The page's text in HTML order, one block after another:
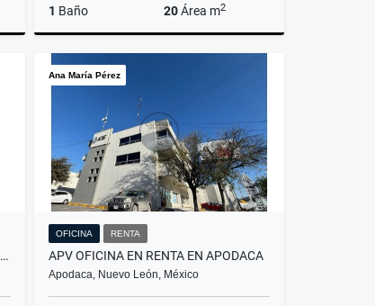
1 Baño 20Área m2
ECL CASA EN RENTA EN VALLE TORREMOLINOS GUADALUPE SIN AMUEBLAR
Ana María Pérez
OFICINA RENTA
APV OFICINA EN RENTA EN APODACA
Apodaca, Nuevo León, México